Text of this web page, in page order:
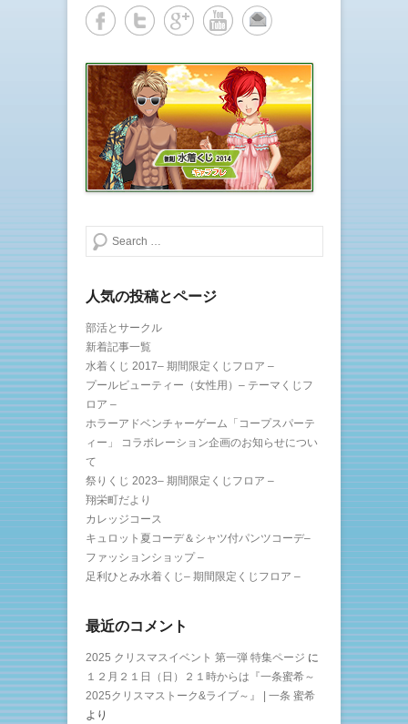
新
し
い
ン
ド
ウ
で
開
き
ま
す
)
ッ
ク
し
だ
さ
い
(
新
し
い
ウ
ィ
ン
ド
ウ
で
ま
検索する
人気の投稿とページ
部活とサークル
新着記事一覧
水着くじ 2017– 期間限定くじフロア –
プールビューティー（女性用）– テーマくじフ
ロア –
ホラーアドベンチャーゲーム「コープスパーテ
ィー」 コラボレーション企画のお知らせについ
て
祭りくじ 2023– 期間限定くじフロア –
翔栄町だより
カレッジコース
キュロット夏コーデ＆シャツ付パンツコーデ–
ファッションショップ –
足利ひとみ水着くじ– 期間限定くじフロア –
最近のコメント
2025 クリスマスイベント 第一弾 特集ページ に
１２月２１日（日）２１時からは『一条蜜希～
2025クリスマストーク&ライブ～』 | 一条 蜜希
より